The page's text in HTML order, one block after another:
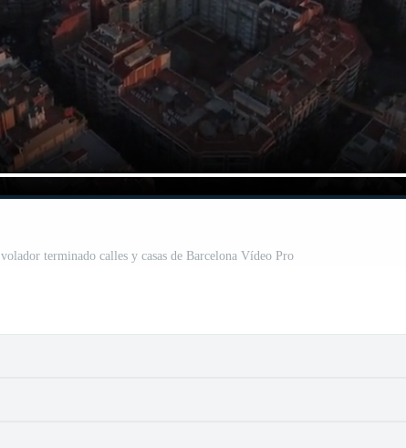
volador terminado calles y casas de Barcelona Vídeo Pro